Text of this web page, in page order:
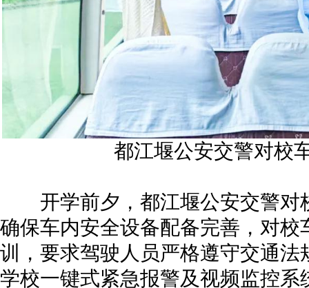
都江堰公安交警对校
开学前夕，都江堰公安交警对
确保车内安全设备配备完善，对
训，要求驾驶人员严格遵守交通
学校一键式紧急报警及视频监控